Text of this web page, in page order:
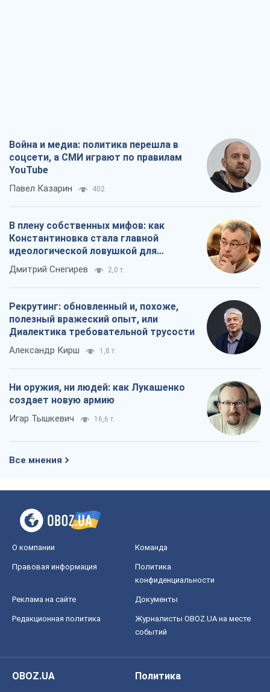
Война и медиа: политика перешла в
соцсети, а СМИ играют по правилам
YouTube
Павел Казарин 402
В плену собственных мифов: как
Константиновка стала главной
идеологической ловушкой для
российских оккупантов
Дмитрий Снегирев 2,0 т.
Рекрутинг: обновленный и, похоже,
полезный вражеский опыт, или
Диалектика требовательной трусости
Александр Кирш 1,8 т.
Ни оружия, ни людей: как Лукашенко
создает новую армию
Игар Тышкевич 16,6 т.
Все мнения
О компании Команда
Правовая информация
Политика
конфиденциальности
Реклама на сайте Документы
Редакционная политика
Журналисты OBOZ.UA на месте
событий
OBOZ.UA
Политика